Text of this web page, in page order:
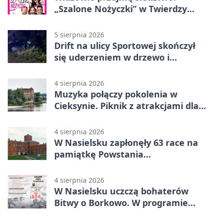
„Szalone Nożyczki” w Twierdzy
5 sierpnia 2026
Drift na ulicy Sportowej skończył
się uderzeniem w drzewo i
4 sierpnia 2026
Muzyka połączy pokolenia w
Cieksynie. Piknik z atrakcjami dla
4 sierpnia 2026
W Nasielsku zapłonęły 63 race na
pamiątkę Powstania
4 sierpnia 2026
W Nasielsku uczczą bohaterów
Bitwy o Borkowo. W programie